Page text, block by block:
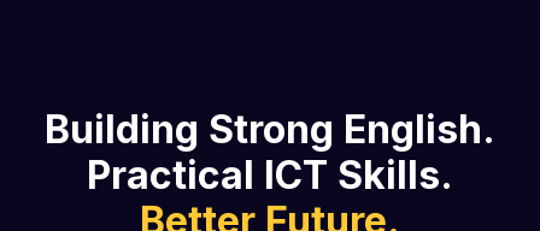
Building Strong English.
Practical ICT Skills.
Better Future.